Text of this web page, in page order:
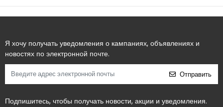
Я хочу получать уведомления о кампаниях, объявлениях и
новостях по электронной почте.
Отправить
Подпишитесь, чтобы получать новости, акции и уведомления.